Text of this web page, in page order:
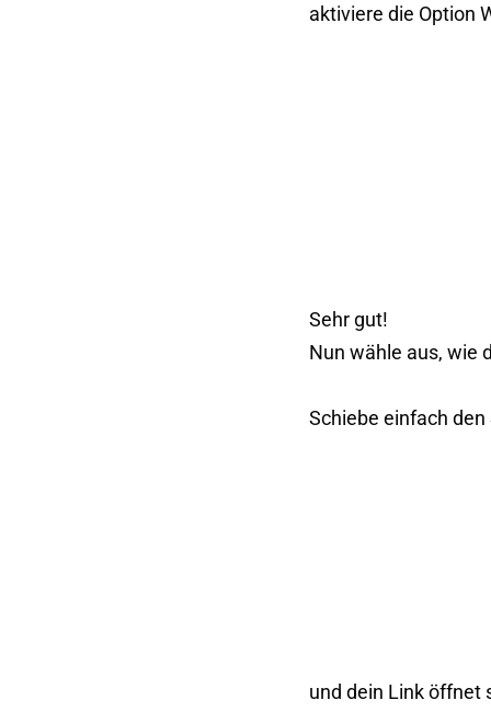
aktiviere die Option
Sehr gut!
Nun wähle aus, wie
Schiebe einfach
und dein Link öffnet